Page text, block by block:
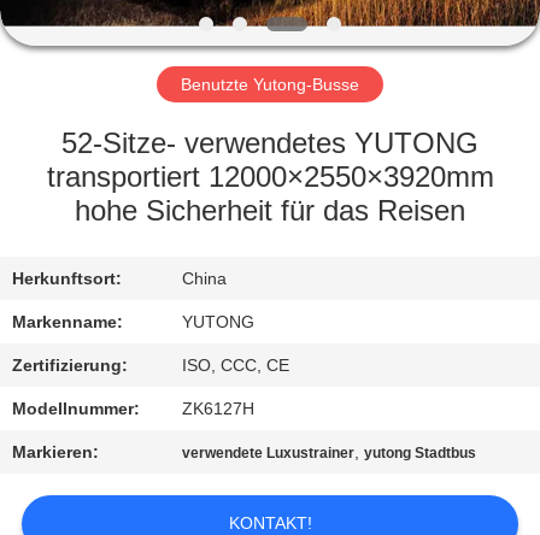
FABRIK-
AUSFLUG
QUALITÄTSKONTROLLE
SIE
MIT
UNS
IN
VERBINDUNG
FORDERN
Benutzte Yutong-Busse
52-Sitze- verwendetes YUTONG
transportiert 12000×2550×3920mm
hohe Sicherheit für das Reisen
Herkunftsort: China
Markenname: YUTONG
Zertifizierung: ISO, CCC, CE
Modellnummer: ZK6127H
Markieren: verwendete Luxustrainer,yutong Stadtbus
KONTAKT!